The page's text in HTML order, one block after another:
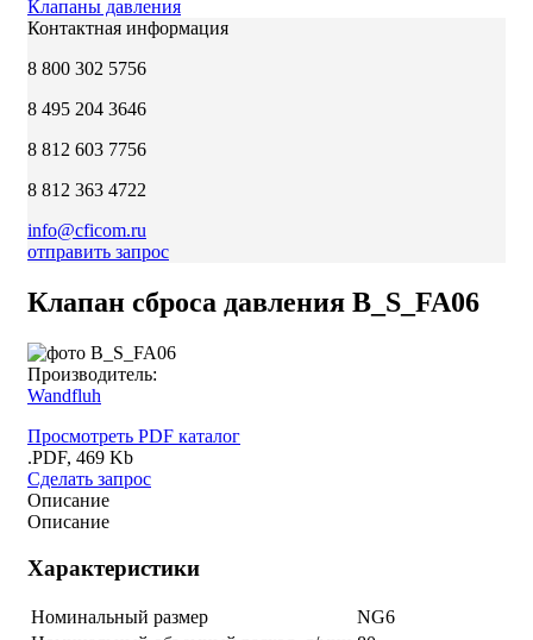
Клапаны давления
Контактная информация
8 800 302 5756
8 495 204 3646
8 812 603 7756
8 812 363 4722
info@cficom.ru
отправить запрос
Клапан сброса давления B_S_FA06
Производитель:
Wandfluh
Просмотреть PDF каталог
.PDF, 469 Kb
Сделать запрос
Описание
Описание
Характеристики
Номинальный размер
NG6